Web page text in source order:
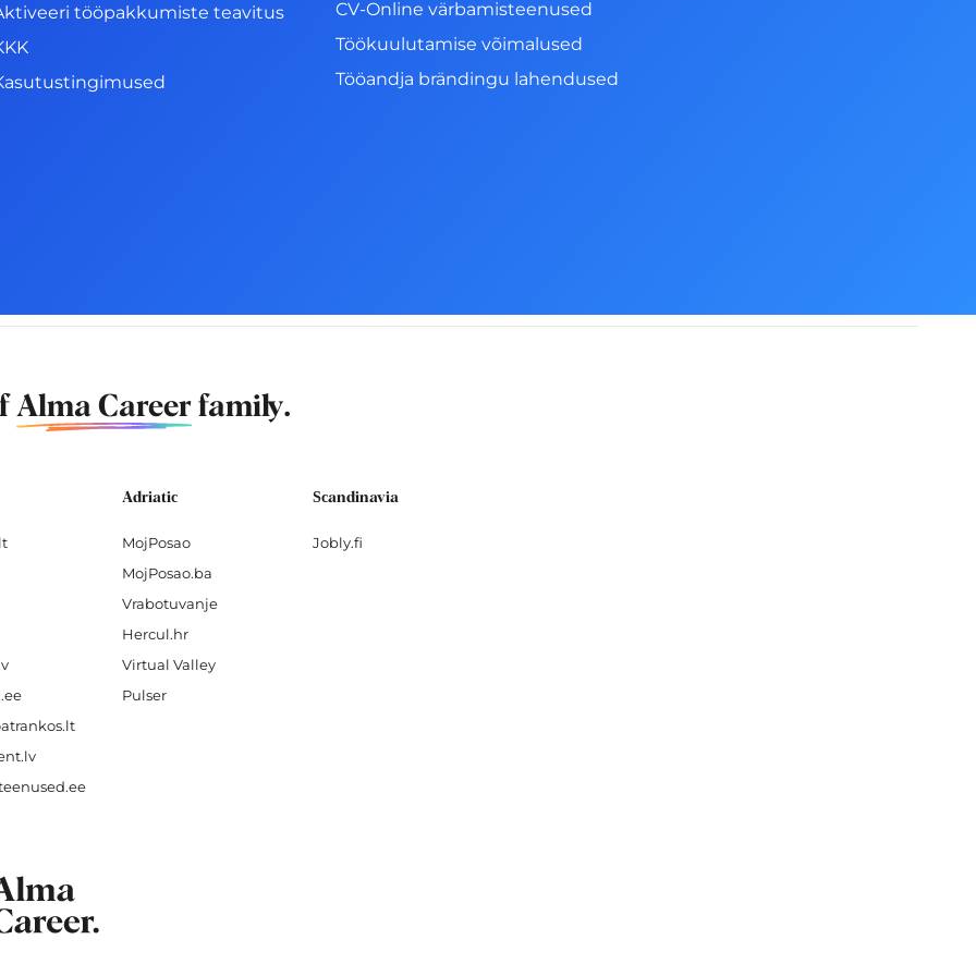
tööpakkumiste teavitus
CV-Online värbamisteenused
Töökuulutamise võimalused
Tööandja brändingu lahendused
Alma Careerfamily.
Adriatic
MojPosao
MojPosao.ba
Vrabotuvanje
Hercul.hr
Virtual Valley
Pulser
Scandinavia
Jobly.fi